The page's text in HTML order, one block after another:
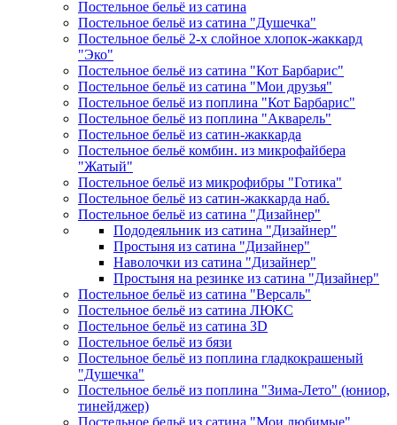
Постельное бельё из сатина
Постельное бельё из сатина "Душечка"
Постельное бельё 2-х слойное хлопок-жаккард
"Эко"
Постельное бельё из сатина "Кот Барбарис"
Постельное бельё из сатина "Мои друзья"
Постельное бельё из поплина "Кот Барбарис"
Постельное бельё из поплина "Акварель"
Постельное бельё из сатин-жаккарда
Постельное бельё комбин. из микрофайбера
"Жатый"
Постельное бельё из микрофибры "Готика"
Постельное бельё из сатин-жаккарда наб.
Постельное бельё из сатина "Дизайнер"
Пододеяльник из сатина "Дизайнер"
Простыня из сатина "Дизайнер"
Наволочки из сатина "Дизайнер"
Простыня на резинке из сатина "Дизайнер"
Постельное бельё из сатина "Версаль"
Постельное бельё из сатина ЛЮКС
Постельное бельё из сатина 3D
Постельное бельё из бязи
Постельное бельё из поплина гладкокрашеный
"Душечка"
Постельное бельё из поплина "Зима-Лето" (юниор,
тинейджер)
Постельное бельё из сатина "Мои любимые"